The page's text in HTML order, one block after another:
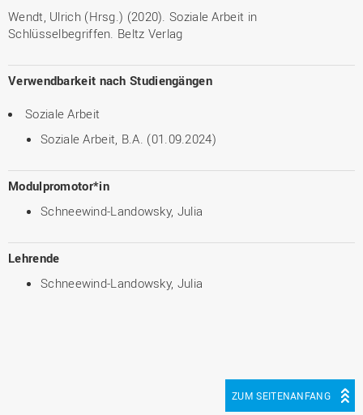
Wendt, Ulrich (Hrsg.) (2020). Soziale Arbeit in
Schlüsselbegriffen. Beltz Verlag
Verwendbarkeit nach Studiengängen
Soziale Arbeit
Soziale Arbeit, B.A. (01.09.2024)
Modulpromotor*in
Schneewind-Landowsky, Julia
Lehrende
Schneewind-Landowsky, Julia
ZUM SEITENANFANG